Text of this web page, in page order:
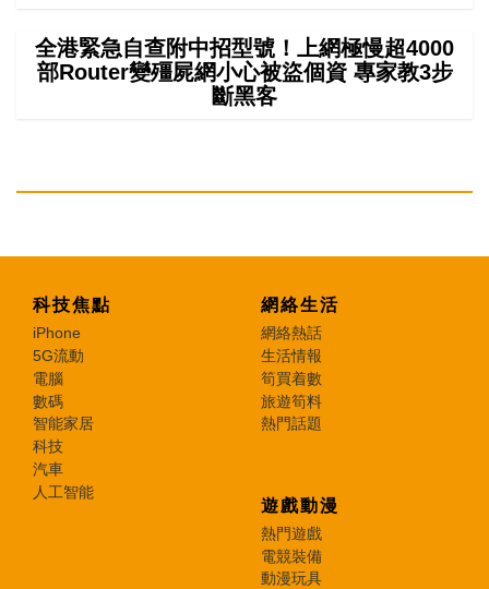
全港緊急自查附中招型號！上網極慢超4000
部Router變殭屍網小心被盜個資 專家教3步
斷黑客
科技焦點
iPhone
5G流動
電腦
數碼
智能家居
科技
汽車
人工智能
網絡生活
網絡熱話
生活情報
筍買着數
旅遊筍料
熱門話題
遊戲動漫
熱門遊戲
電競裝備
動漫玩具